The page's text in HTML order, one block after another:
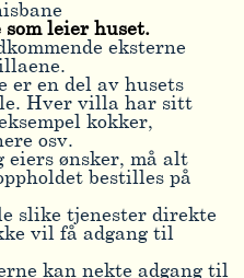
leier huset.
eksterne
er en del av husets
Hver villa har sitt
kokker,
osv.
eiers ønsker, må alt
bestilles på
slike tjenester direkte
vil få adgang til
kan nekte adgang til